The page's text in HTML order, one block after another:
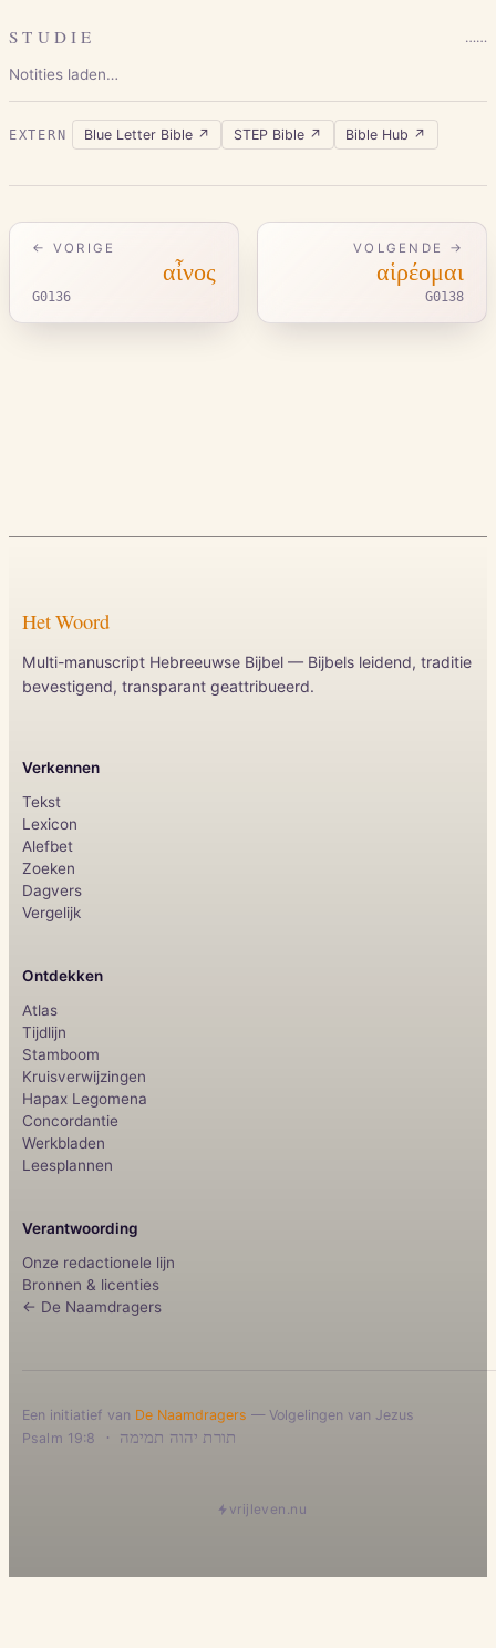
STUDIE ……
Notities laden…
EXTERN Blue Letter Bible↗ STEP Bible↗ Bible Hub ↗
← VORIGE
αἶνος
G0136
VOLGENDE →
αἱρέομαι
G0138
Het Woord
Multi-manuscript Hebreeuwse Bijbel — Bijbels leidend, traditie
bevestigend, transparant geattribueerd.
Verkennen
Tekst
Lexicon
Alefbet
Zoeken
Dagvers
Vergelijk
Ontdekken
Atlas
Tijdlijn
Stamboom
Kruisverwijzingen
Hapax Legomena
Concordantie
Werkbladen
Leesplannen
Verantwoording
Onze redactionele lijn
Bronnen & licenties
← De Naamdragers
Een initiatief van De Naamdragers — Volgelingen van Jezus
תורת יהוה תמימה ·
Psalm 19:8
vrijleven.nu